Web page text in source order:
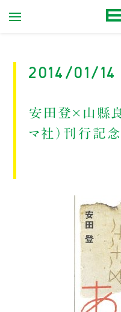
2014/01/
安田登×山縣良
マ社）刊行記念